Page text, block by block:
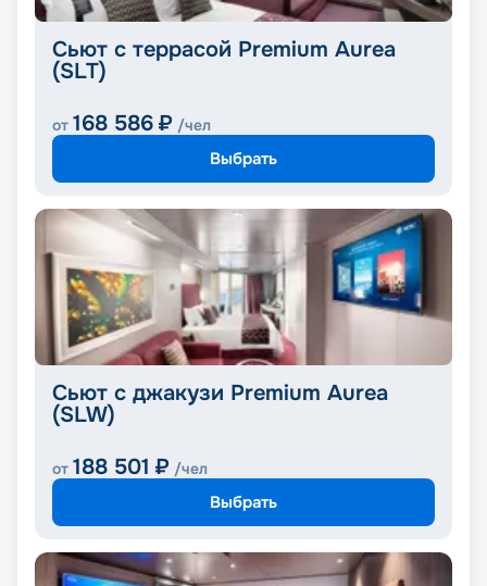
Сьют с террасой Premium Aurea
(SLT)
от 168 586 ₽ /чел
Выбрать
Сьют с джакузи Premium Aurea
(SLW)
от 188 501 ₽ /чел
Выбрать